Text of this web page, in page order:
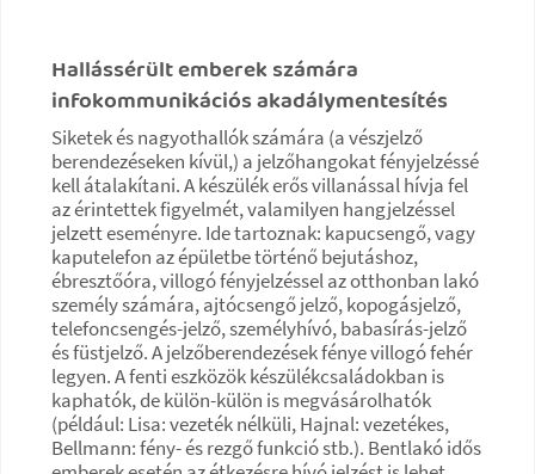
Hallássérült emberek számára
infokommunikációs akadálymentesítés
Siketek és nagyothallók számára (a vészjelző
berendezéseken kívül,) a jelzőhangokat fényjelzéssé
kell átalakítani. A készülék erős villanással hívja fel
az érintettek figyelmét, valamilyen hangjelzéssel
jelzett eseményre. Ide tartoznak: kapucsengő, vagy
kaputelefon az épületbe történő bejutáshoz,
ébresztőóra, villogó fényjelzéssel az otthonban lakó
személy számára, ajtócsengő jelző, kopogásjelző,
telefoncsengés-jelző, személyhívó, babasírás-jelző
és füstjelző. A jelzőberendezések fénye villogó fehér
legyen. A fenti eszközök készülékcsaládokban is
kaphatók, de külön-külön is megvásárolhatók
(például: Lisa: vezeték nélküli, Hajnal: vezetékes,
Bellmann: fény- és rezgő funkció stb.). Bentlakó idős